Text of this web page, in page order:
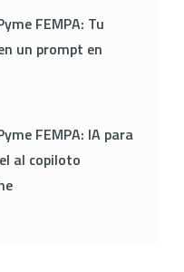
FEMPA: Tu
un prompt en
FEMPA: IA para
al copiloto